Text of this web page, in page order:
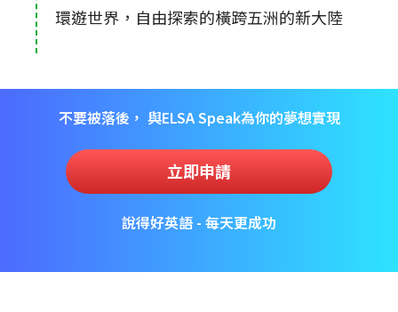
環遊世界，自由探索的橫跨五洲的新大陸
不要被落後， 與ELSA Speak為你的夢想實現
立即申請
說得好英語 - 每天更成功